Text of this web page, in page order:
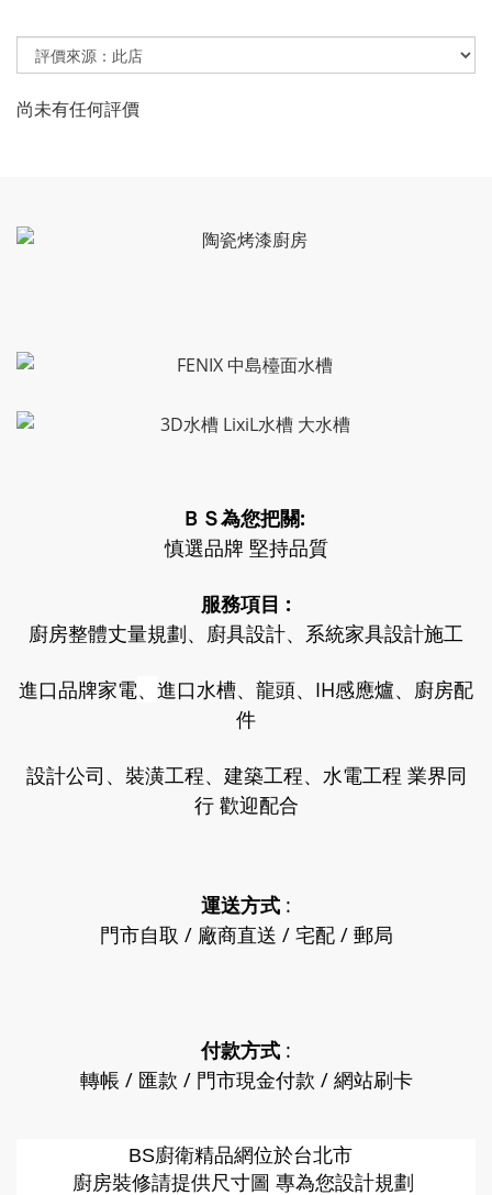
尚未有任何評價
ＢＳ為您把關:
慎選品牌 堅持品質
服務項目 :
廚房整體丈量規劃、廚具設計、系統家具設計施工
進口品牌家電、 進口水槽、龍頭、IH感應爐、廚房配
件
設計公司、裝潢工程、建築工程、水電工程 業界同
行 歡迎配合
運送方式 :
門市自取 / 廠商直送 / 宅配 / 郵局
付款方式 :
轉帳 / 匯款 / 門市現金付款 / 網站刷卡
BS廚衛精品網位於台北市
廚房裝修請提供尺寸圖 專為您設計規劃